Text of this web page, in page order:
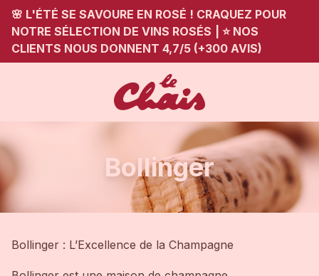
🌸 L'ÉTÉ SE SAVOURE EN ROSÉ ! CRAQUEZ POUR
NOTRE SÉLECTION DE VINS ROSÉS
⭐ NOS
CLIENTS NOUS DONNENT 4,7/5 (+300 AVIS)
Bollinger
Bollinger : L’Excellence de la Champagne